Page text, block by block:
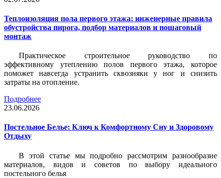
Теплоизоляция пола первого этажа: инженерные правила
обустройства пирога, подбор материалов и пошаговый
монтаж
Практическое строительное руководство по
эффективному утеплению полов первого этажа, которое
поможет навсегда устранить сквозняки у ног и снизить
затраты на отопление.
Подробнее
23.06.2026
Постельное Белье: Ключ к Комфортному Сну и Здоровому
Отдыху
В этой статье мы подробно рассмотрим разнообразие
материалов, видов и советов по выбору идеального
постельного белья